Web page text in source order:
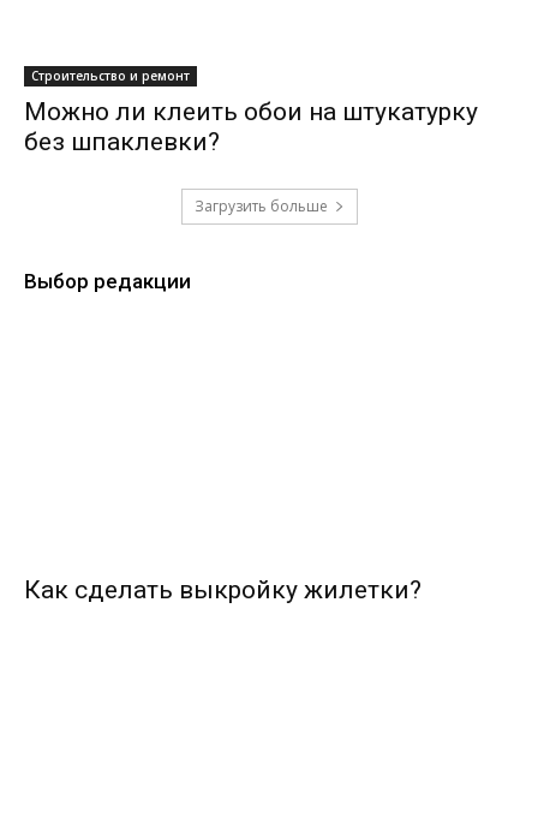
Строительство и ремонт
Можно ли клеить обои на штукатурку
без шпаклевки?
Загрузить больше
Выбор редакции
Как сделать выкройку жилетки?